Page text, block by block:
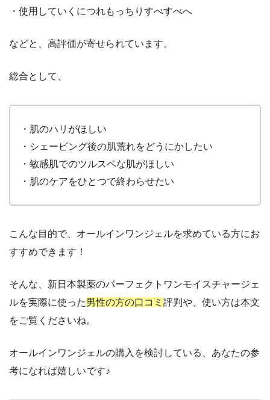
・使用していくにつれもっちりすべすべへ
などと、高評価が寄せられています。
総合として、
・肌のハリがほしい
・シェービング後の肌荒れをどうにかしたい
・敏感肌でのツルスベな肌がほしい
・肌のケアをひとつで終わらせたい
こんな目的で、オールインワンジェルを求めている方にお
すすめできます！
そんな、新日本製薬のパーフェクトワンモイスチャージェ
ルを実際に使った男性の方の口コミ 評判や、使い方は本文
をご覧くださいね。
オールインワンジェルの購入を検討している、あなたの参
考になれば嬉しいです♪